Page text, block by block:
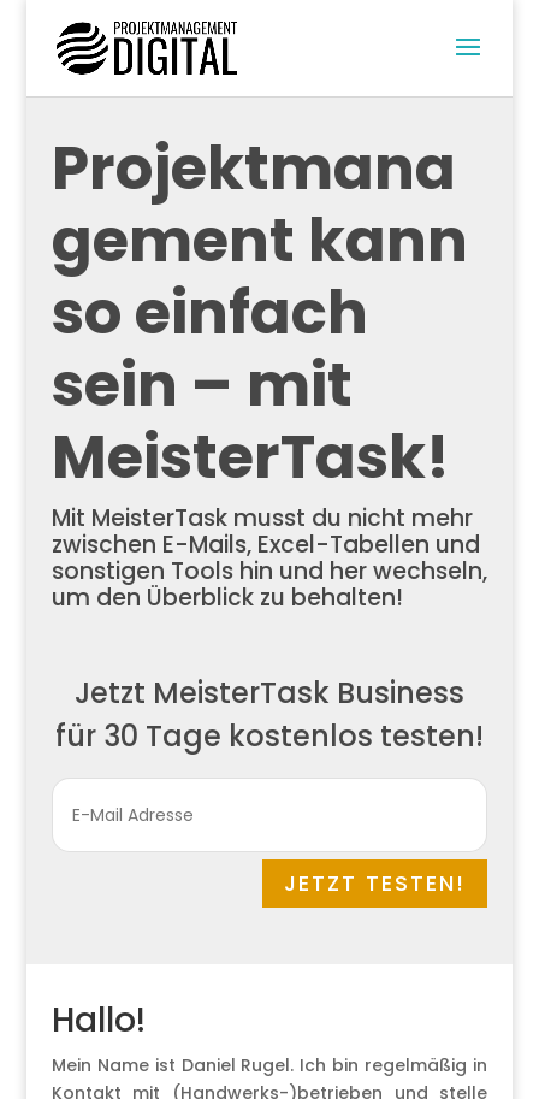
Projektmana
gement kann
so einfach
sein – mit
MeisterTask!
Mit MeisterTask musst du nicht mehr
zwischen E-Mails, Excel-Tabellen und
sonstigen Tools hin und her wechseln,
um den Überblick zu behalten!
Jetzt MeisterTask Business
für 30 Tage kostenlos testen!
JETZT TESTEN!
Hallo!
Mein Name ist Daniel Rugel. Ich bin regelmäßig in
Kontakt mit (Handwerks-)betrieben und stelle